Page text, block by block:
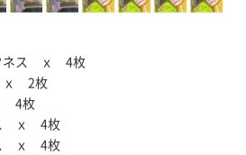
ネス ｘ 4枚
ｘ 2枚
4枚
ｘ 4枚
ｘ 4枚